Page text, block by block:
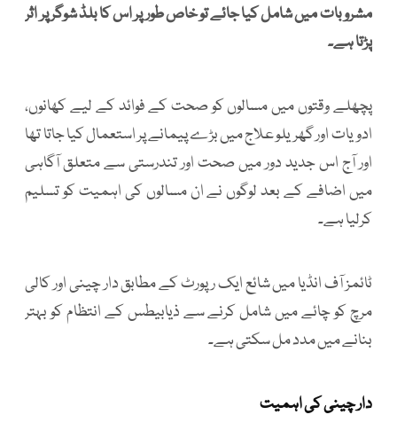
مشروبات میں شامل کیا جائے تو خاص طور پر اس کا بلڈ شوگر پر اثر
پڑتا ہے۔
پچھلے وقتوں میں مسالوں کو صحت کے فوائد کے لیے کھانوں،
ادویات اور گھریلو علاج میں بڑے پیمانے پر استعمال کیا جاتا تھا
اور آج اس جدید دور میں صحت اور تندرستی سے متعلق آگاہی
میں اضافے کے بعد لوگوں نے ان مسالوں کی اہمیت کو تسلیم
کرلیا ہے۔
ٹائمز آف انڈیا میں شائع ایک رپورٹ کے مطابق دار چینی اور کالی
مرچ کو چائے میں شامل کرنے سے ذیابیطس کے انتظام کو بہتر
بنانے میں مدد مل سکتی ہے۔
دار چینی کی اہمیت